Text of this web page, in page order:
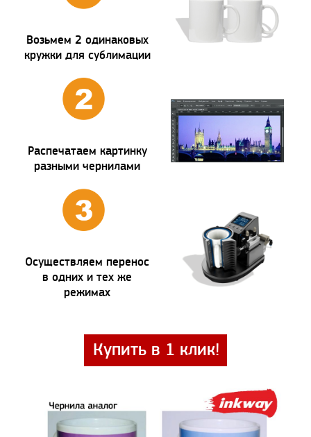
Возьмем 2 одинаковых
кружки для сублимации
Распечатаем картинку
разными чернилами
Осуществляем перенос
в одних и тех же
режимах
Купить в 1 клик!